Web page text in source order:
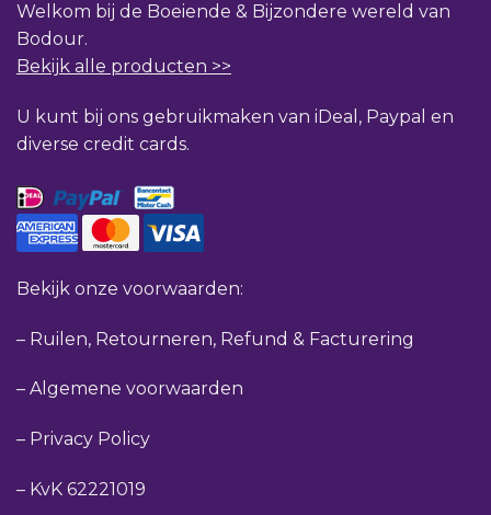
Welkom bij de Boeiende & Bijzondere wereld van
Bodour.
Bekijk alle producten >>
U kunt bij ons gebruikmaken van iDeal, Paypal en
diverse credit cards.
Bekijk onze voorwaarden:
– Ruilen, Retourneren, Refund & Facturering
– Algemene voorwaarden
– Privacy Policy
– KvK 62221019